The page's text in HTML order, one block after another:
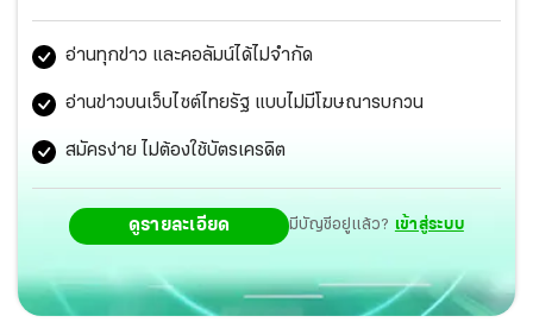
อ่านทุกข่าว และคอลัมน์ได้ไม่จำกัด
อ่านข่าวบนเว็บไซต์ไทยรัฐ แบบไม่มีโฆษณารบกวน
สมัครง่าย ไม่ต้องใช้บัตรเครดิต
ดูรายละเอียด มีบัญชีอยู่แล้ว? เข้าสู่ระบบ